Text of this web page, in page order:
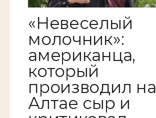
«Невеселый
молочник»:
американца,
который
производил на
Алтае сыр и